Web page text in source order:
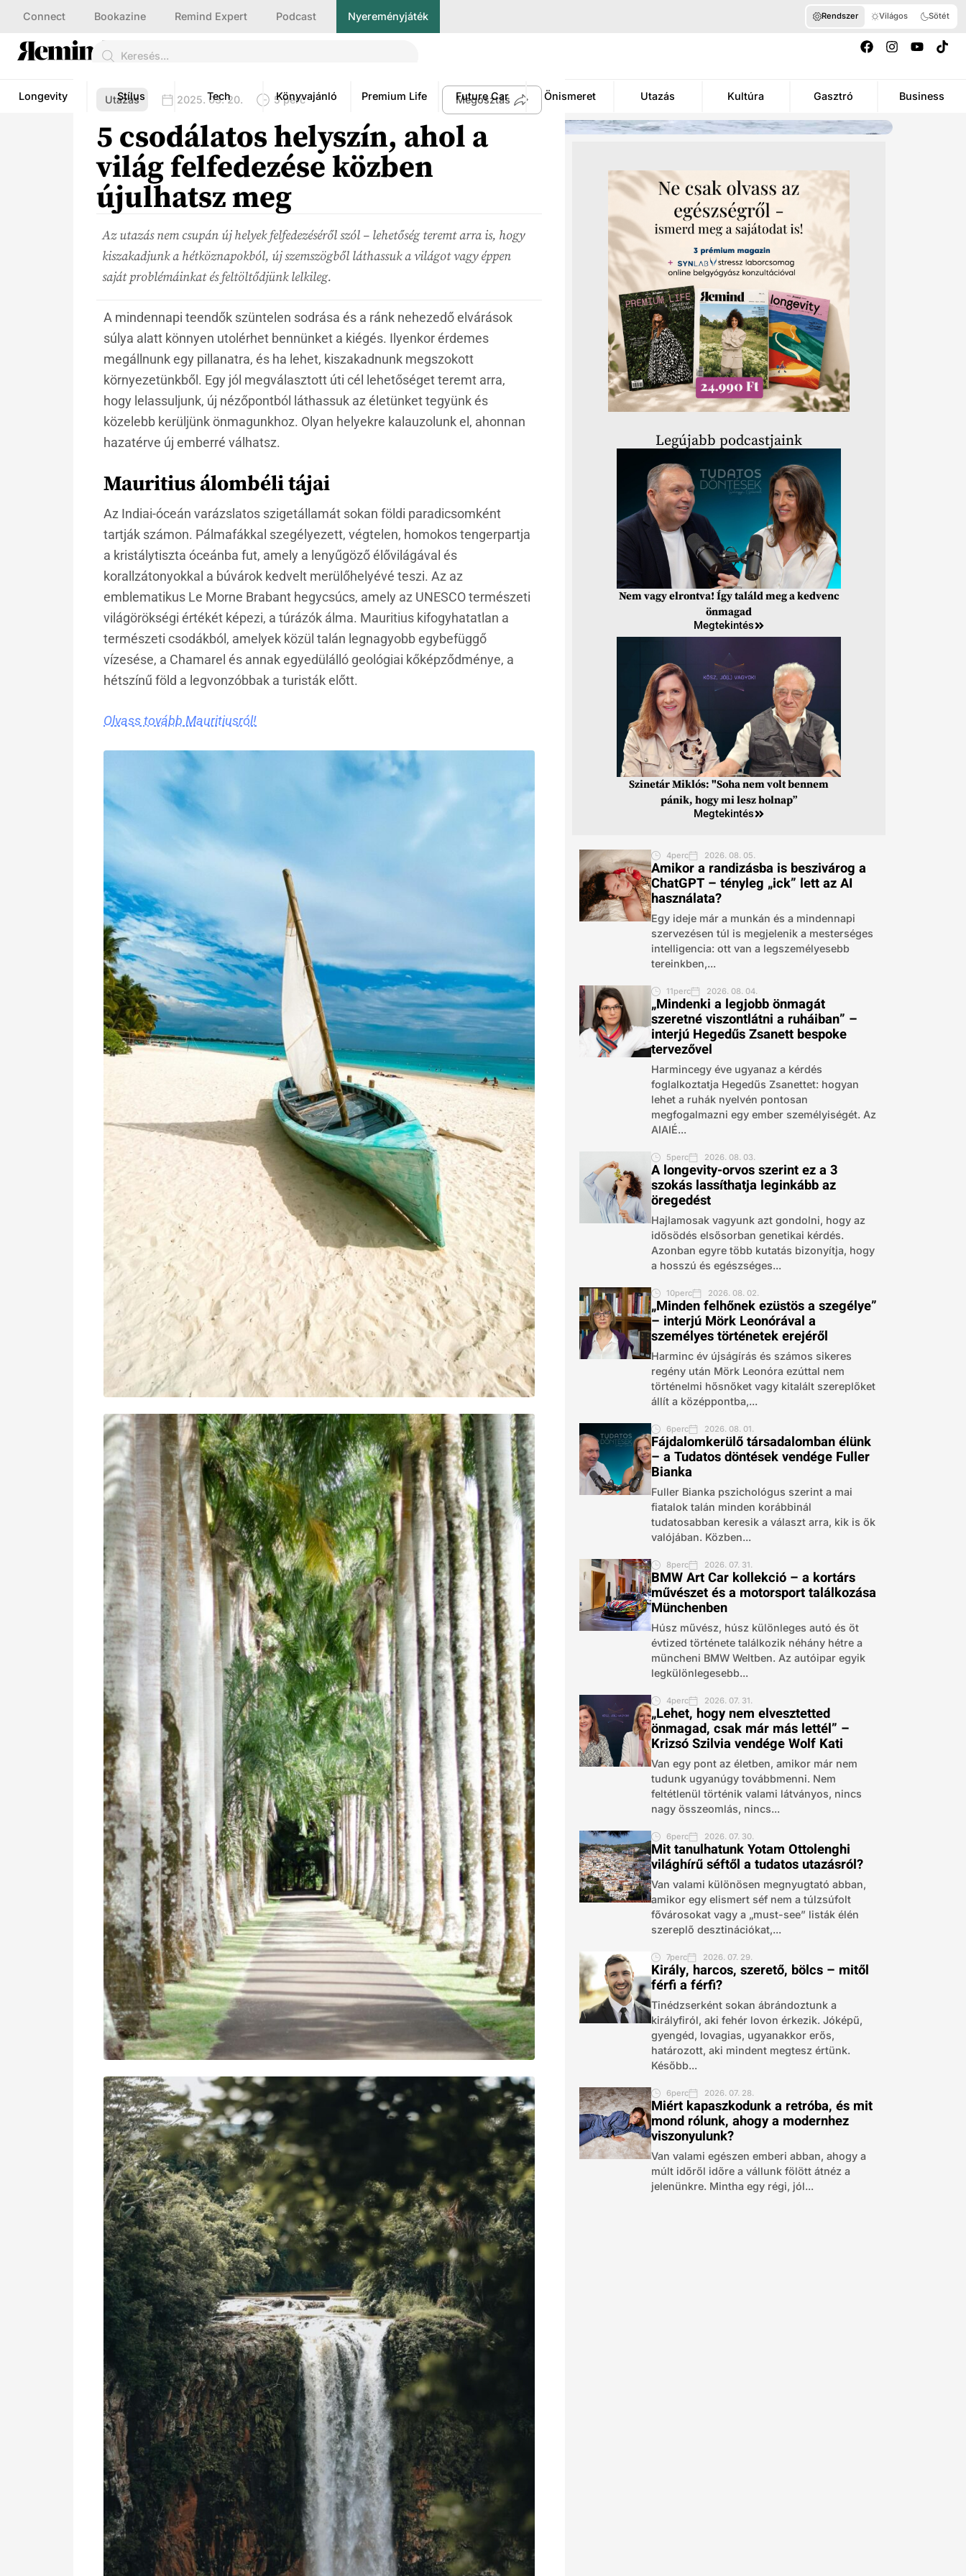
Connect Bookazine Remind Expert Podcast Nyereményjáték Rendszer Világos Sötét
Longevity Stílus Tech Könyvajánló Premium Life Future Car Önismeret Utazás Kultúra Gasztró Business
Utazás 2025. 03. 20. 5 perc Megosztás
5 csodálatos helyszín, ahol a
világ felfedezése közben
újulhatsz meg
Az utazás nem csupán új helyek felfedezéséről szól – lehetőség teremt arra is, hogy
kiszakadjunk a hétköznapokból, új szemszögből láthassuk a világot vagy éppen
saját problémáinkat és feltöltődjünk lelkileg.
A mindennapi teendők szüntelen sodrása és a ránk nehezedő elvárások
súlya alatt könnyen utolérhet bennünket a kiégés. Ilyenkor érdemes
megállnunk egy pillanatra, és ha lehet, kiszakadnunk megszokott
környezetünkből. Egy jól megválasztott úti cél lehetőséget teremt arra,
hogy lelassuljunk, új nézőpontból láthassuk az életünket tegyünk és
közelebb kerüljünk önmagunkhoz. Olyan helyekre kalauzolunk el, ahonnan
hazatérve új emberré válhatsz.
Mauritius álombéli tájai
Az Indiai-óceán varázslatos szigetállamát sokan földi paradicsomként
tartják számon. Pálmafákkal szegélyezett, végtelen, homokos tengerpartja
a kristálytiszta óceánba fut, amely a lenyűgöző élővilágával és
korallzátonyokkal a búvárok kedvelt merülőhelyévé teszi. Az az
emblematikus Le Morne Brabant hegycsúcs, amely az UNESCO természeti
világörökségi értékét képezi, a túrázók álma. Mauritius kifogyhatatlan a
természeti csodákból, amelyek közül talán legnagyobb egybefüggő
vízesése, a Chamarel és annak egyedülálló geológiai kőképződménye, a
hétszínű föld a legvonzóbbak a turisták előtt.
Olvass tovább Mauritiusról!
Legújabb podcastjaink
Nem vagy elrontva! Így találd meg a kedvenc
önmagad
Megtekintés
Szinetár Miklós: "Soha nem volt bennem
pánik, hogy mi lesz holnap”
Megtekintés
4perc 2026. 08. 05.
Amikor a randizásba is beszivárog a
ChatGPT – tényleg „ick” lett az AI
használata?
Egy ideje már a munkán és a mindennapi
szervezésen túl is megjelenik a mesterséges
intelligencia: ott van a legszemélyesebb
tereinkben,...
11perc 2026. 08. 04.
„Mindenki a legjobb önmagát
szeretné viszontlátni a ruháiban” –
interjú Hegedűs Zsanett bespoke
tervezővel
Harmincegy éve ugyanaz a kérdés
foglalkoztatja Hegedűs Zsanettet: hogyan
lehet a ruhák nyelvén pontosan
megfogalmazni egy ember személyiségét. Az
AIAIÉ...
5perc 2026. 08. 03.
A longevity-orvos szerint ez a 3
szokás lassíthatja leginkább az
öregedést
Hajlamosak vagyunk azt gondolni, hogy az
idősödés elsősorban genetikai kérdés.
Azonban egyre több kutatás bizonyítja, hogy
a hosszú és egészséges...
10perc 2026. 08. 02.
„Minden felhőnek ezüstös a szegélye”
– interjú Mörk Leonórával a
személyes történetek erejéről
Harminc év újságírás és számos sikeres
regény után Mörk Leonóra ezúttal nem
történelmi hősnőket vagy kitalált szereplőket
állít a középpontba,...
6perc 2026. 08. 01.
Fájdalomkerülő társadalomban élünk
– a Tudatos döntések vendége Fuller
Bianka
Fuller Bianka pszichológus szerint a mai
fiatalok talán minden korábbinál
tudatosabban keresik a választ arra, kik is ők
valójában. Közben...
8perc 2026. 07. 31.
BMW Art Car kollekció – a kortárs
művészet és a motorsport találkozása
Münchenben
Húsz művész, húsz különleges autó és öt
évtized története találkozik néhány hétre a
müncheni BMW Weltben. Az autóipar egyik
legkülönlegesebb...
4perc 2026. 07. 31.
„Lehet, hogy nem elvesztetted
önmagad, csak már más lettél” –
Krizsó Szilvia vendége Wolf Kati
Van egy pont az életben, amikor már nem
tudunk ugyanúgy továbbmenni. Nem
feltétlenül történik valami látványos, nincs
nagy összeomlás, nincs...
6perc 2026. 07. 30.
Mit tanulhatunk Yotam Ottolenghi
világhírű séftől a tudatos utazásról?
Van valami különösen megnyugtató abban,
amikor egy elismert séf nem a túlzsúfolt
fővárosokat vagy a „must-see” listák élén
szereplő desztinációkat,...
7perc 2026. 07. 29.
Király, harcos, szerető, bölcs – mitől
férfi a férfi?
Tinédzserként sokan ábrándoztunk a
királyfiról, aki fehér lovon érkezik. Jóképű,
gyengéd, lovagias, ugyanakkor erős,
határozott, aki mindent megtesz értünk.
Később...
6perc 2026. 07. 28.
Miért kapaszkodunk a retróba, és mit
mond rólunk, ahogy a modernhez
viszonyulunk?
Van valami egészen emberi abban, ahogy a
múlt időről időre a vállunk fölött átnéz a
jelenünkre. Mintha egy régi, jól...